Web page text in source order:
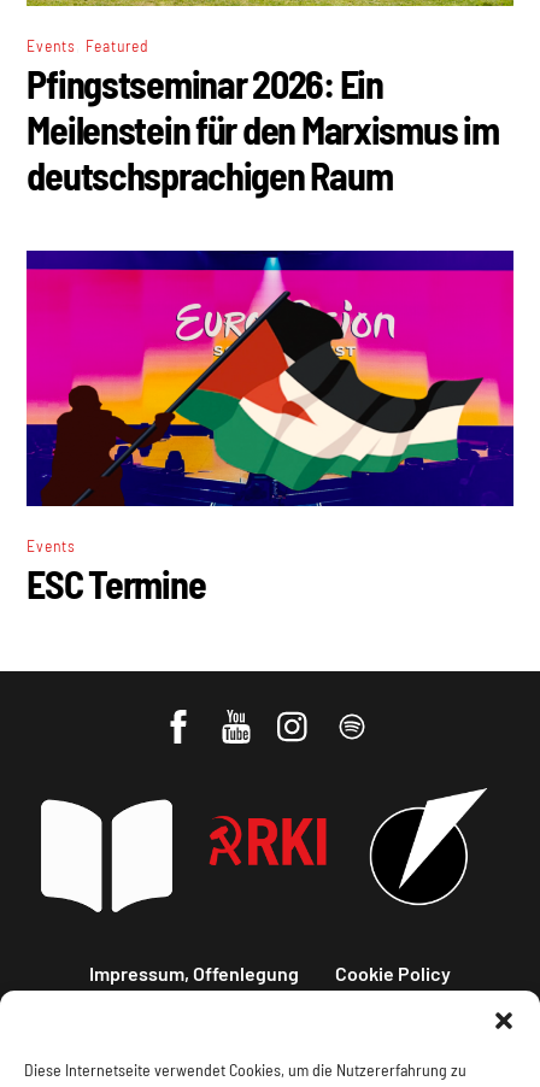
Diese Internetseite verwendet Cookies, um die Nutzererfahrung zu
Events Featured
Pfingstseminar 2026: Ein
Meilenstein für den Marxismus im
deutschsprachigen Raum
Events
ESC Termine
Impressum, Offenlegung Cookie Policy